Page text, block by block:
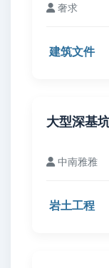
奢求
建筑文件
大型深基
中南雅雅
岩土工程